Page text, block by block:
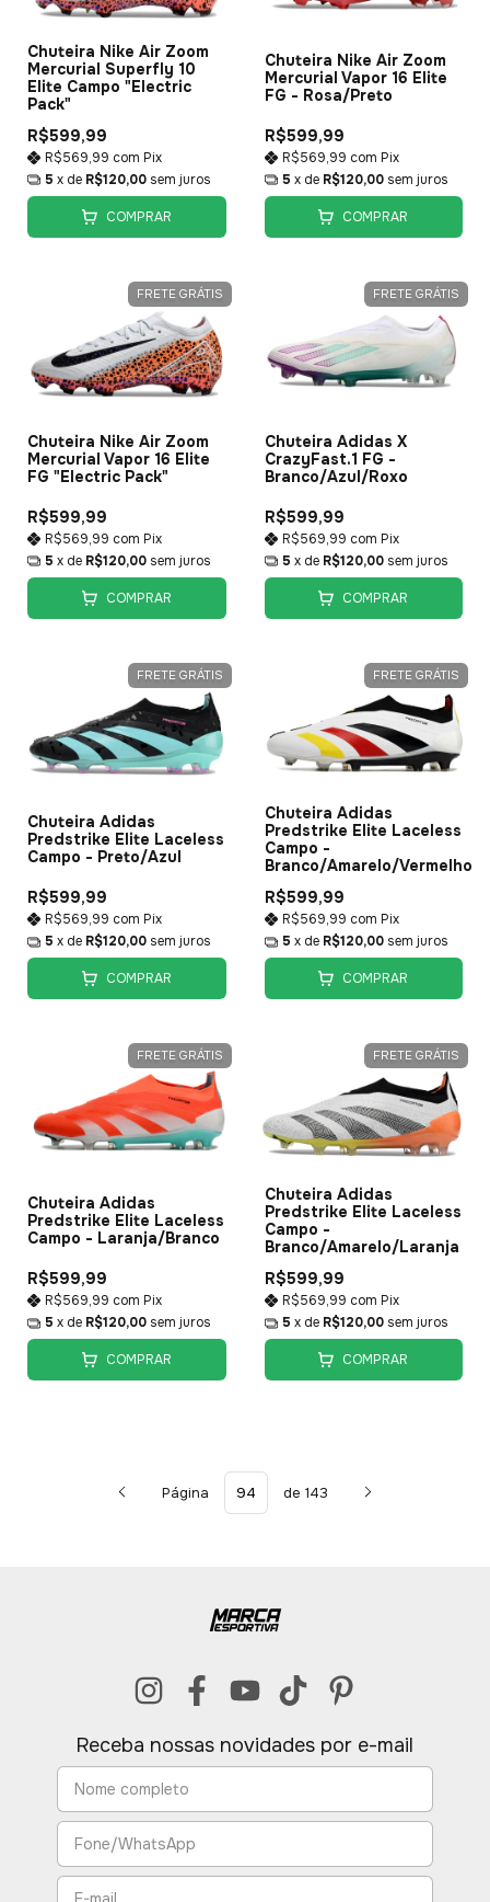
Chuteira Nike Air Zoom
Mercurial Superfly 10
Elite Campo "Electric
Pack"
R$599,99
R$569,99 com Pix
5 x de R$120,00 sem juros
COMPRAR
Chuteira Nike Air Zoom
Mercurial Vapor 16 Elite
FG - Rosa/Preto
R$599,99
R$569,99 com Pix
5 x de R$120,00 sem juros
COMPRAR
FRETE GRÁTIS
Chuteira Nike Air Zoom
Mercurial Vapor 16 Elite
FG "Electric Pack"
R$599,99
R$569,99 com Pix
5 x de R$120,00 sem juros
COMPRAR
FRETE GRÁTIS
Chuteira Adidas X
CrazyFast.1 FG -
Branco/Azul/Roxo
R$599,99
R$569,99 com Pix
5 x de R$120,00 sem juros
COMPRAR
FRETE GRÁTIS
Chuteira Adidas
Predstrike Elite Laceless
Campo - Preto/Azul
R$599,99
R$569,99 com Pix
5 x de R$120,00 sem juros
COMPRAR
FRETE GRÁTIS
Chuteira Adidas
Predstrike Elite Laceless
Campo -
Branco/Amarelo/Vermelho
R$599,99
R$569,99 com Pix
5 x de R$120,00 sem juros
COMPRAR
FRETE GRÁTIS
Chuteira Adidas
Predstrike Elite Laceless
Campo - Laranja/Branco
R$599,99
R$569,99 com Pix
5 x de R$120,00 sem juros
COMPRAR
FRETE GRÁTIS
Chuteira Adidas
Predstrike Elite Laceless
Campo -
Branco/Amarelo/Laranja
R$599,99
R$569,99 com Pix
5 x de R$120,00 sem juros
COMPRAR
Página de 143
Receba nossas novidades por e-mail